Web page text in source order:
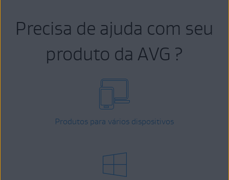
Precisa de ajuda com seu
produto da AVG ?
Produtos para vários dispositivos